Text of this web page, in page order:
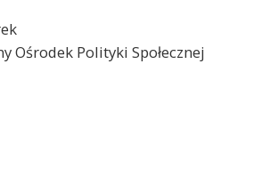
Ośrodek Polityki Społecznej